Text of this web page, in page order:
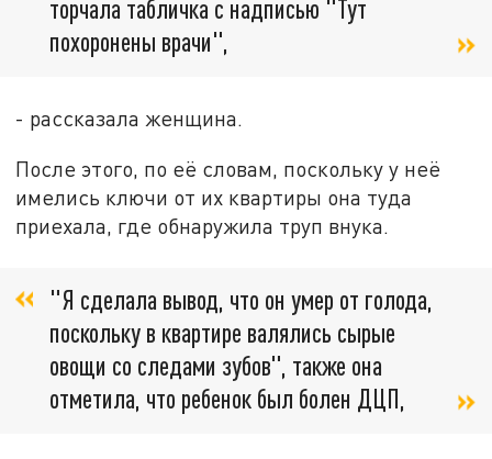
торчала табличка с надписью "Тут
похоронены врачи",
- рассказала женщина.
После этого, по её словам, поскольку у неё
имелись ключи от их квартиры она туда
приехала, где обнаружила труп внука.
"Я сделала вывод, что он умер от голода,
поскольку в квартире валялись сырые
овощи со следами зубов", также она
отметила, что ребенок был болен ДЦП,